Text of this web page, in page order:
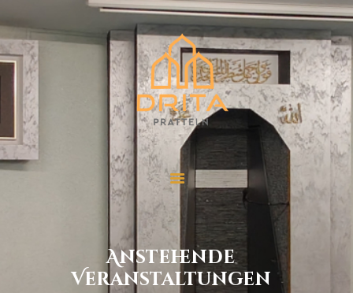
Anstehende
Veranstaltungen
Start
Über “Drita”
Veranstaltungen